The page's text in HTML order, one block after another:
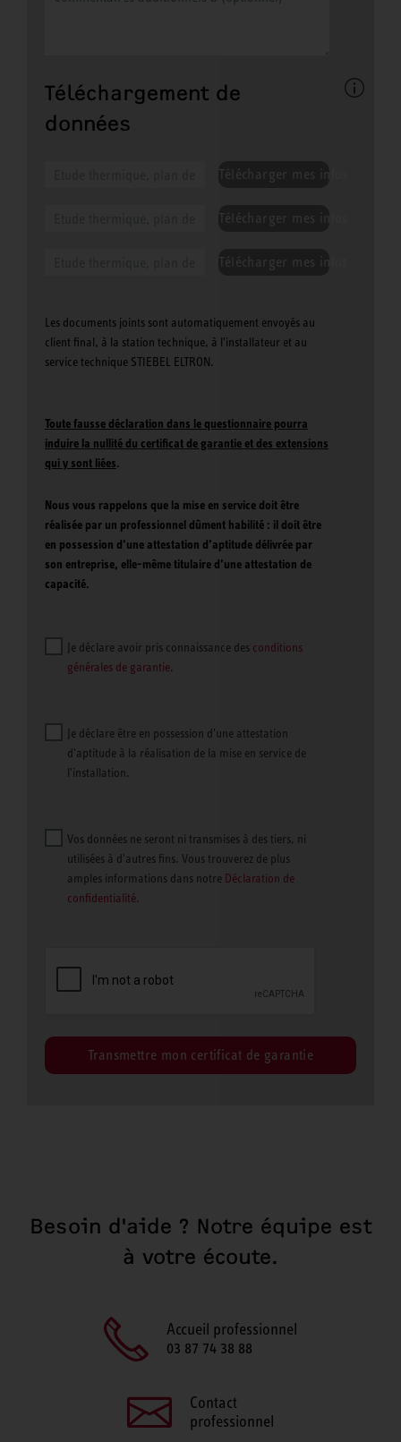
Téléchargement de
données
Télécharger mes infos
Télécharger mes infos
Télécharger mes infos
Les documents joints sont automatiquement envoyés au
client final, à la station technique, à l'installateur et au
service technique STIEBEL ELTRON.
Toute fausse déclaration dans le questionnaire pourra
induire la nullité du certificat de garantie et des extensions
qui y sont liées.
Nous vous rappelons que la mise en service doit être
réalisée par un professionnel dûment habilité : il doit être
en possession d’une attestation d’aptitude délivrée par
son entreprise, elle-même titulaire d’une attestation de
capacité.
Je déclare avoir pris connaissance des conditions
générales de garantie.
Je déclare être en possession d'une attestation
d'aptitude à la réalisation de la mise en service de
l'installation.
Vos données ne seront ni transmises à des tiers, ni
utilisées à d'autres fins. Vous trouverez de plus
amples informations dans notre Déclaration de
confidentialité.
Transmettre mon certificat de garantie
Besoin d'aide ? Notre équipe est
à votre écoute.
Accueil professionnel
03 87 74 38 88
Contact
professionnel